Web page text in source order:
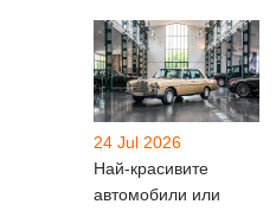
24 Jul 2026
Най-красивите
автомобили или